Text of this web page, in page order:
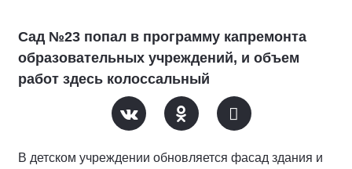
Сад №23 попал в программу капремонта
образовательных учреждений, и объем
работ здесь колоссальный
В детском учреждении обновляется фасад здания и